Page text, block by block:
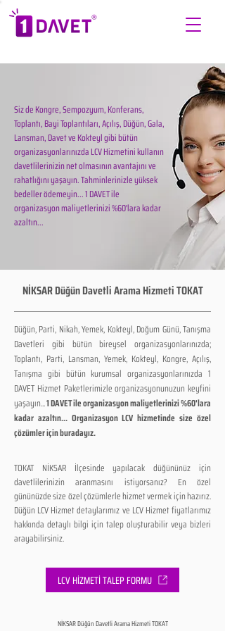
Siz de Kongre, Sempozyum, Konferans,
Toplantı, Bayi Toplantıları, Açılış, Düğün, Gala,
Lansman, Davet ve Kokteyl gibi bütün
organizasyonlarınızda LCV Hizmetini kullanın
davetlilerinizin net olmasının avantajını ve
rahatlığını yaşayın. Tahminlerinizle yüksek
bedeller ödemeyin... 1 DAVET ile
organizasyon maliyetlerinizi %60'lara kadar
azaltın...
NİKSAR Düğün Davetli Arama Hizmeti TOKAT
Düğün, Parti, Nikah, Yemek, Kokteyl, Doğum Günü, Tanışma
Davetleri gibi bütün bireysel organizasyonlarınızda;
Toplantı, Parti, Lansman, Yemek, Kokteyl, Kongre, Açılış,
Tanışma gibi bütün kurumsal organizasyonlarınızda 1
DAVET Hizmet Paketlerimizle organizasyonunuzun keyfini
yaşayın...1 DAVET ile organizasyon maliyetlerinizi %60'lara
kadar azaltın... Organizasyon LCV hizmetinde size özel
çözümler için buradayız.
TOKAT NİKSAR İlçesinde yapılacak düğününüz için
davetlilerinizin aranmasını istiyorsanız? En özel
gününüzde size özel çözümlerle hizmet vermek için hazırız.
Düğün LCV Hizmet detaylarımız ve LCV Hizmet fiyatlarımız
hakkında detaylı bilgi için talep oluşturabilir veya bizleri
arayabilirsiniz.
LCV HİZMETİ TALEP FORMU
NİKSAR Düğün Davetli Arama Hizmeti TOKAT